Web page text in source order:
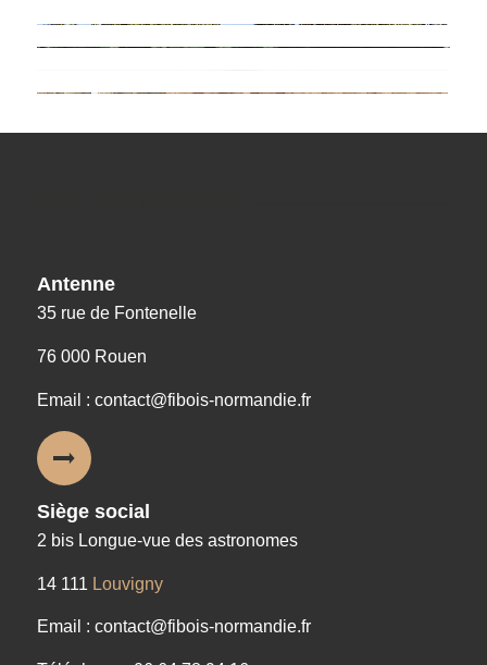
Antenne
35 rue de Fontenelle
76 000 Rouen
Email : contact@fibois-normandie.fr
Siège social
2 bis Longue-vue des astronomes
14 111 Louvigny
Email : contact@fibois-normandie.fr